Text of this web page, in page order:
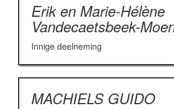
Erik en Marie-Hélène
Vandecaetsbeek-
Innige deelneming
MACHIELS GUIDO